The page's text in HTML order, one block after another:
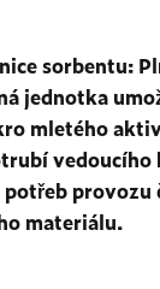
sorbentu:
jednotka
mletého
provozu
materiálu.